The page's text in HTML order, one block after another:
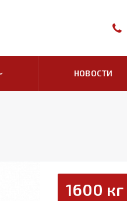
НОВОСТИ
1600 кг